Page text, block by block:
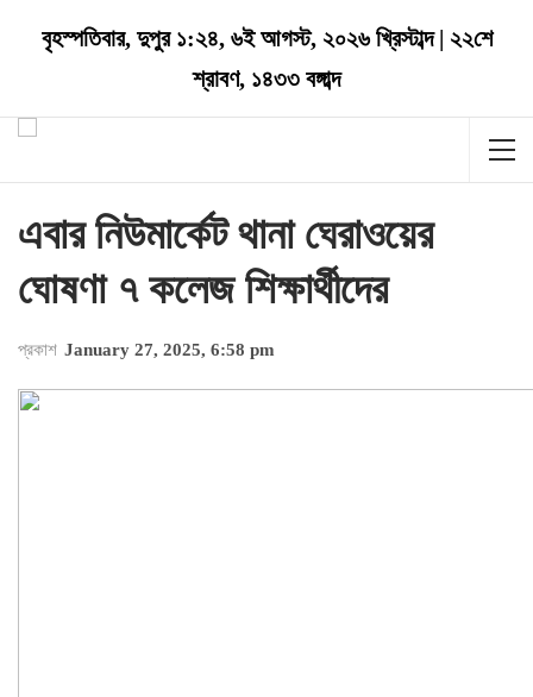
বৃহস্পতিবার, দুপুর ১:২৪, ৬ই আগস্ট, ২০২৬ খ্রিস্টাব্দ| ২২শে
শ্রাবণ, ১৪৩৩ বঙ্গাব্দ
এবার নিউমার্কেট থানা ঘেরাওয়ের
ঘোষণা ৭ কলেজ শিক্ষার্থীদের
প্রকাশ January 27, 2025, 6:58 pm